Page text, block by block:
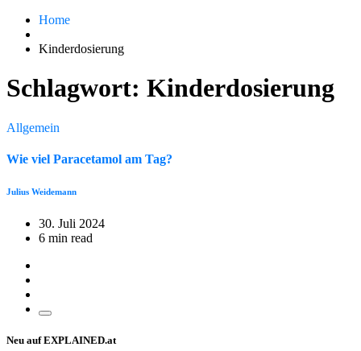
Home
Kinderdosierung
Schlagwort: Kinderdosierung
Allgemein
Wie viel Paracetamol am Tag?
Julius Weidemann
30. Juli 2024
6 min read
Neu auf EXPLAINED.at